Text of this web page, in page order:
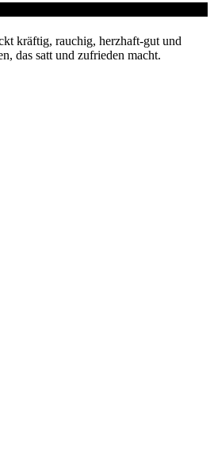
kräftig, rauchig, herzhaft-gut und
das satt und zufrieden macht.